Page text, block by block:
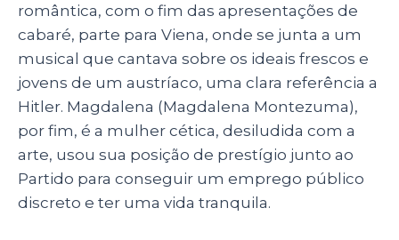
romântica, com o fim das apresentações de
cabaré, parte para Viena, onde se junta a um
musical que cantava sobre os ideais frescos e
jovens de um austríaco, uma clara referência a
Hitler. Magdalena (Magdalena Montezuma),
por fim, é a mulher cética, desiludida com a
arte, usou sua posição de prestígio junto ao
Partido para conseguir um emprego público
discreto e ter uma vida tranquila.